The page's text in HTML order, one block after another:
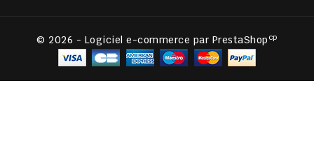
© 2026 - Logiciel e-commerce par PrestaShop cp